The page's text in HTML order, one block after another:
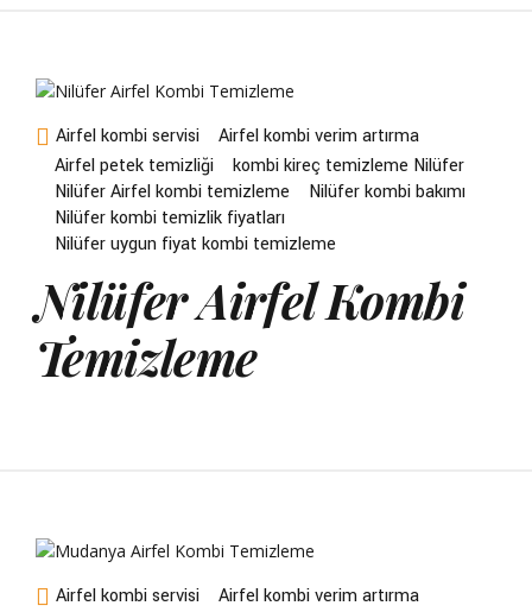
Airfel kombi servisi
Airfel kombi verim artırma
Airfel petek temizliği
kombi kireç temizleme Nilüfer
Nilüfer Airfel kombi temizleme
Nilüfer kombi bakımı
Nilüfer kombi temizlik fiyatları
Nilüfer uygun fiyat kombi temizleme
Nilüfer Airfel Kombi
Temizleme
Airfel kombi servisi
Airfel kombi verim artırma